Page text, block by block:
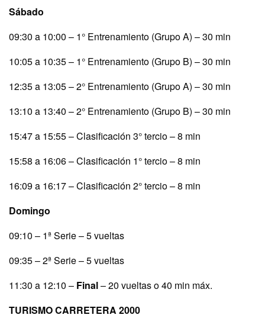
Sábado
09:30 a 10:00 – 1° Entrenamiento (Grupo A) – 30 min
10:05 a 10:35 – 1° Entrenamiento (Grupo B) – 30 min
12:35 a 13:05 – 2° Entrenamiento (Grupo A) – 30 min
13:10 a 13:40 – 2° Entrenamiento (Grupo B) – 30 min
15:47 a 15:55 – Clasificación 3° tercio – 8 min
15:58 a 16:06 – Clasificación 1° tercio – 8 min
16:09 a 16:17 – Clasificación 2° tercio – 8 min
Domingo
09:10 – 1ª Serie – 5 vueltas
09:35 – 2ª Serie – 5 vueltas
11:30 a 12:10 – Final– 20 vueltas o 40 min máx.
TURISMO CARRETERA 2000